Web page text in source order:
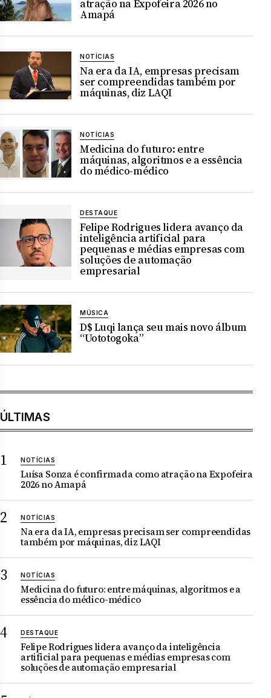
atração na Expofeira 2026 no
Amapá
NOTÍCIAS
Na era da IA, empresas precisam
ser compreendidas também por
máquinas, diz LAQI
NOTÍCIAS
Medicina do futuro: entre
máquinas, algoritmos e a essência
do médico-médico
DESTAQUE
Felipe Rodrigues lidera avanço da
inteligência artificial para
pequenas e médias empresas com
soluções de automação
empresarial
MÚSICA
D$ Luqi lança seu mais novo álbum
“Uototogoka”
ÚLTIMAS
NOTÍCIAS
Luísa Sonza é confirmada como atração na Expofeira
2026 no Amapá
NOTÍCIAS
Na era da IA, empresas precisam ser compreendidas
também por máquinas, diz LAQI
NOTÍCIAS
Medicina do futuro: entre máquinas, algoritmos e a
essência do médico-médico
DESTAQUE
Felipe Rodrigues lidera avanço da inteligência
artificial para pequenas e médias empresas com
soluções de automação empresarial